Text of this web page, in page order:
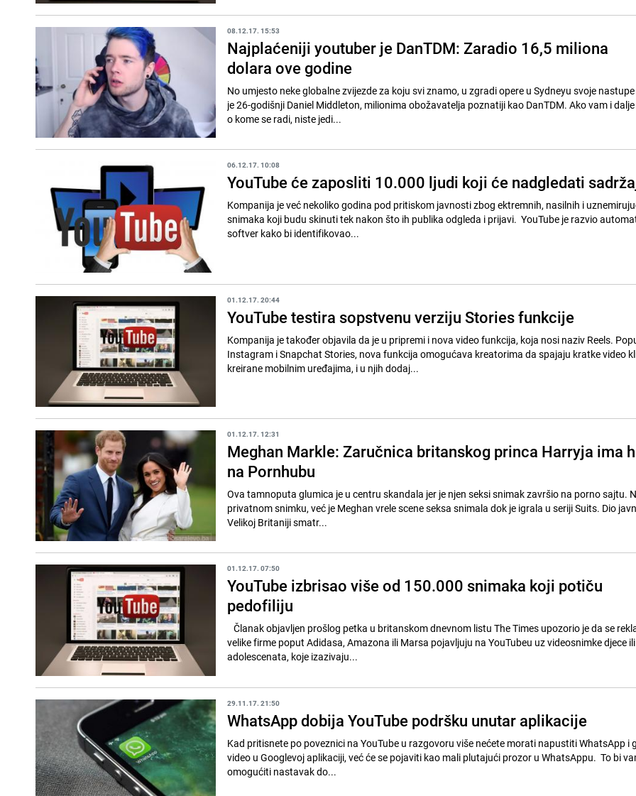
08.12.17. 15:53
Najplaćeniji youtuber je DanTDM: Zaradio 16,5 miliona
dolara ove godine
No umjesto neke globalne zvijezde za koju svi znamo, u zgradi opere u Sydneyu svoje
je 26-godišnji Daniel Middleton, milionima obožavatelja poznatiji kao DanTDM. Ako vam i
o kome se radi, niste jedi...
06.12.17. 10:08
YouTube će zaposliti 10.000 ljudi koji će nadgledati
Kompanija je već nekoliko godina pod pritiskom javnosti zbog ektremnih, nasilnih i
snimaka koji budu skinuti tek nakon što ih publika odgleda i prijavi. YouTube je razvio
softver kako bi identifikovao...
01.12.17. 20:44
YouTube testira sopstvenu verziju Stories funkcije
Kompanija je također objavila da je u pripremi i nova video funkcija, koja nosi naziv Reels.
Instagram i Snapchat Stories, nova funkcija omogućava kreatorima da spajaju kratke video
kreirane mobilnim uređajima, i u njih dodaj...
01.12.17. 12:31
Meghan Markle: Zaručnica britanskog princa Harryja ima
na Pornhubu
Ova tamnoputa glumica je u centru skandala jer je njen seksi snimak završio na porno sajtu.
privatnom snimku, već je Meghan vrele scene seksa snimala dok je igrala u seriji Suits. Dio
Velikoj Britaniji smatr...
01.12.17. 07:50
YouTube izbrisao više od 150.000 snimaka koji potiču
pedofiliju
Članak objavljen prošlog petka u britanskom dnevnom listu The Times upozorio je da se
velike firme poput Adidasa, Amazona ili Marsa pojavljuju na YouTubeu uz videosnimke djece ili
adolescenata, koje izazivaju...
29.11.17. 21:50
WhatsApp dobija YouTube podršku unutar aplikacije
Kad pritisnete po poveznici na YouTube u razgovoru više nećete morati napustiti WhatsApp i
video u Googlevoj aplikaciji, već će se pojaviti kao mali plutajući prozor u WhatsAppu. To bi
omogućiti nastavak do...